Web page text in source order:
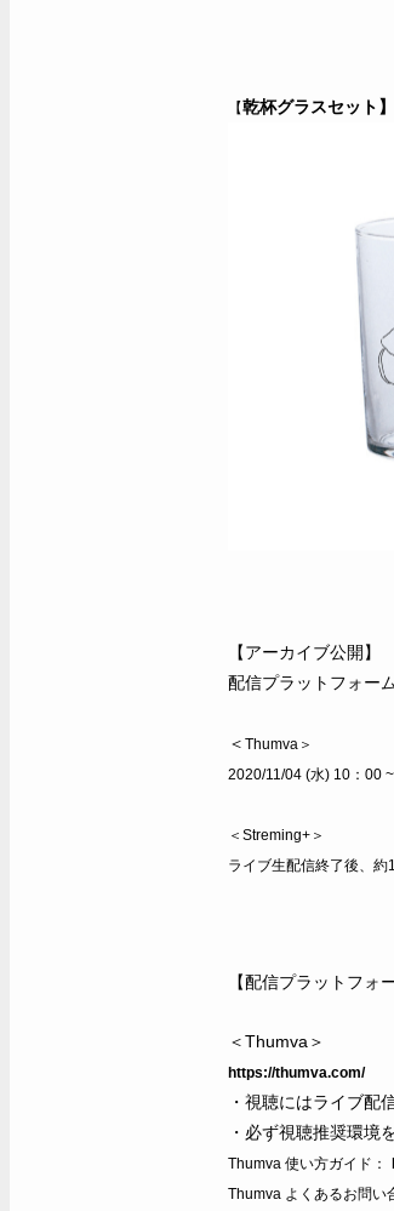
【乾杯グラスセット】
【アーカイブ公開】
配信プラットフォー
＜ Thumva＞
2020/11/04 (水) 10：00
＜ Streming+＞
ライブ生配信終了後、
【配信プラットフォー
＜Thumva＞
https://thumva.com/
・視聴にはライブ配
・必ず視聴推奨環境
Thumva 使い方ガイド：
Thumva よくあるお問い